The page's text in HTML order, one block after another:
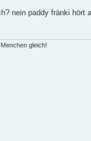
nein paddy fränki hört
gleich!